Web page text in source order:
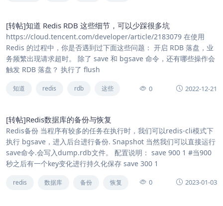
[转帖]知道 Redis RDB 这些细节，可以少踩很多坑
https://cloud.tencent.com/developer/article/2183079 在使用
Redis 的过程中，你是否遇到过下面这些问题： 开启 RDB 落盘，业
务频繁出现请求超时。 除了 save 和 bgsave 命令，还有哪些操作会
触发 RDB 落盘？ 执行了 flush
知道 redis rdb 这些 0 2022-12-21
[转帖]Redis数据库的备份与恢复
Redis备份 当程序有较多的任务在执行时，我们可以redis-cli模式下
执行 bgsave，进入后台进行备份. Snapshot 当然我们可以直接运行
save命令.会写入dump.rdb文件。 配置说明： save 900 1 #当900
秒之后有一个key变化进行持久化保存 save 300 1
redis 数据库 备份 恢复 0 2023-01-03